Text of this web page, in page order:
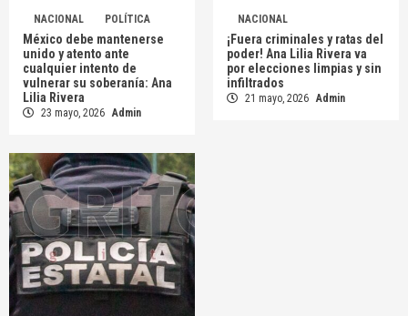
NACIONAL POLÍTICA
México debe mantenerse
unido y atento ante
cualquier intento de
vulnerar su soberanía: Ana
Lilia Rivera
23 mayo, 2026 Admin
NACIONAL
¡Fuera criminales y ratas del
poder! Ana Lilia Rivera va
por elecciones limpias y sin
infiltrados
21 mayo, 2026 Admin